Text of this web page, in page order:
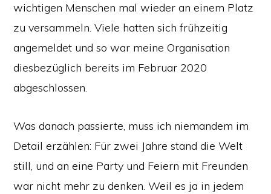
wichtigen Menschen mal wieder an einem Platz
zu versammeln. Viele hatten sich frühzeitig
angemeldet und so war meine Organisation
diesbezüglich bereits im Februar 2020
abgeschlossen.
Was danach passierte, muss ich niemandem im
Detail erzählen: Für zwei Jahre stand die Welt
still, und an eine Party und Feiern mit Freunden
war nicht mehr zu denken. Weil es ja in jedem